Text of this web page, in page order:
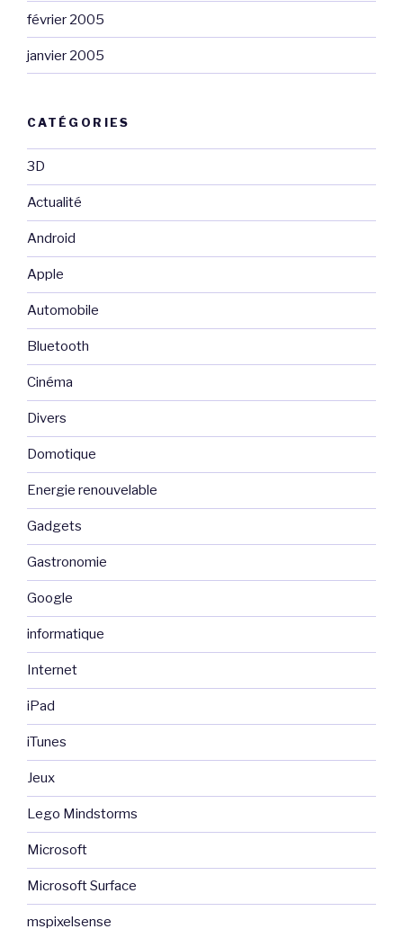
février 2005
janvier 2005
CATÉGORIES
3D
Actualité
Android
Apple
Automobile
Bluetooth
Cinéma
Divers
Domotique
Energie renouvelable
Gadgets
Gastronomie
Google
informatique
Internet
iPad
iTunes
Jeux
Lego Mindstorms
Microsoft
Microsoft Surface
mspixelsense